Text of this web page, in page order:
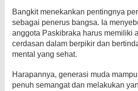
Bangkit menekankan pentingnya
sebagai penerus bangsa. Ia
anggota Paskibraka harus memiliki
cerdasan dalam berpikir dan
mental yang sehat.
Harapannya, generasi muda
penuh semangat dan melakukan